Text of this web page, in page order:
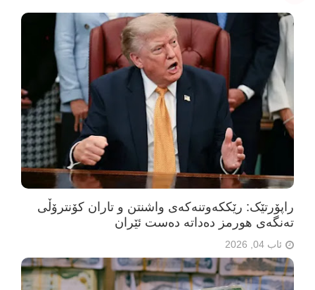
راپۆرتێک: رێککەوتنەکەی واشنتن و تاران کۆنترۆڵی
تەنگەی هورمز دەداتە دەست ئێران
ئاب 04, 2026